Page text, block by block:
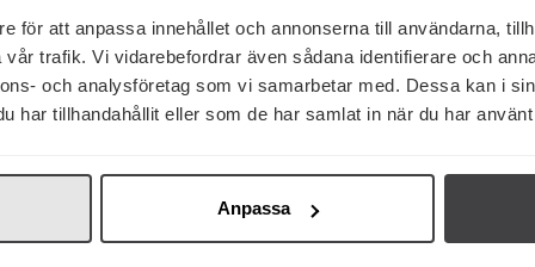
för att anpassa innehållet och annonserna till användarna,
trafik. Vi vidarebefordrar även sådana identifierare och
och analysföretag som vi samarbetar med. Dessa kan i
har tillhandahållit eller som de har samlat in när du har
Anpassa
37 kr
Verduijn Kex Pecorino &
19 kr
Pacha Drink Äpple 33cl
Köp
24 kr
Otto